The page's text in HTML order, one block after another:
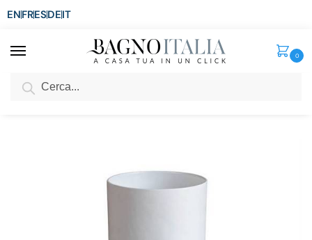
ENFRESDEIT
0
SCONTO del 3%